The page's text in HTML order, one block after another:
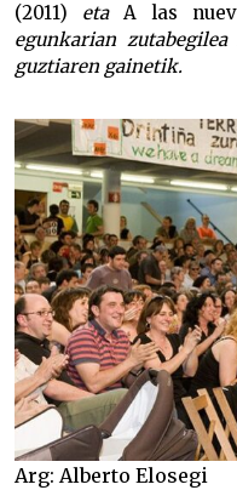
(2011) etaA las
egunkarian
guztiaren gainetik.
Arg: Alberto Elosegi